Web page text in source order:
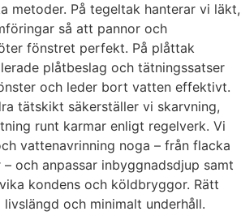
metoder. På tegeltak hanterar vi läkt,
så att pannor och
fönstret perfekt. På plåttak
plåtbeslag och tätningssatser
och leder bort vatten effektivt.
tätskikt säkerställer vi skarvning,
runt karmar enligt regelverk. Vi
vattenavrinning noga – från flacka
och anpassar inbyggnadsdjup samt
kondens och köldbryggor. Rätt
och minimalt underhåll.